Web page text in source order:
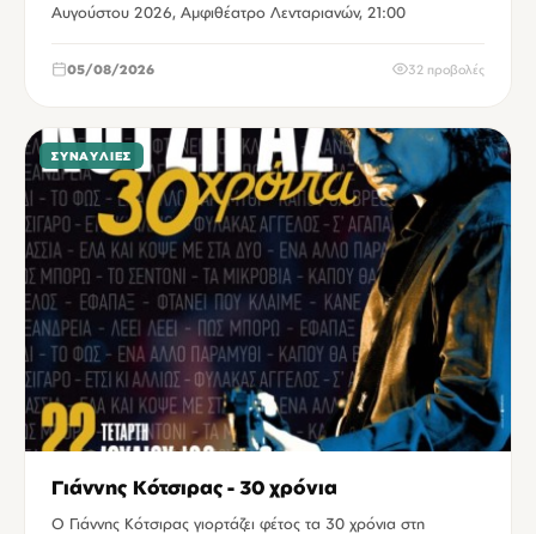
Αυγούστου 2026, Αμφιθέατρο Λενταριανών, 21:00
05/08/2026 32 προβολές
ΣΥΝΑΥΛΊΕΣ
Γιάννης Κότσιρας - 30 χρόνια
Ο Γιάννης Κότσιρας γιορτάζει φέτος τα 30 χρόνια στη